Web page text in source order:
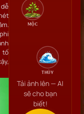
tố
THỦY
MỘC
Tải ảnh lên — AI
sẽ cho bạn
biết!